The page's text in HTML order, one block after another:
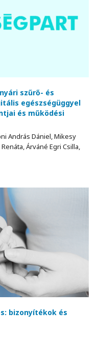
szűrő- és
egészségüggyel
és működési
András Dániel, Mikesy
Árváné Egri Csilla,
bizonyítékok és